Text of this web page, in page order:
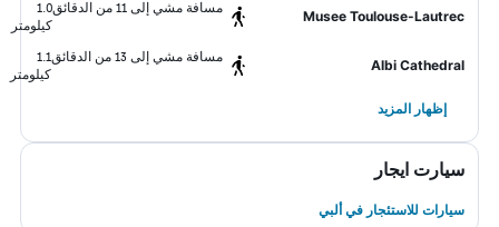
Musee Toulouse-Lautrec
مسافة مشي إلى 11 من الدقائق
1.0
كيلومتر
Albi Cathedral
مسافة مشي إلى 13 من الدقائق
1.1
كيلومتر
إظهار المزيد
سيارت ايجار
سيارات للاستئجار في ألبي